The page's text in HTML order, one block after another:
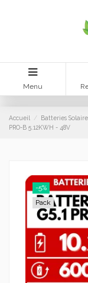
Menu
Accueil Batteries
PRO-B 5.12KWH - 48V
-5%
Pack